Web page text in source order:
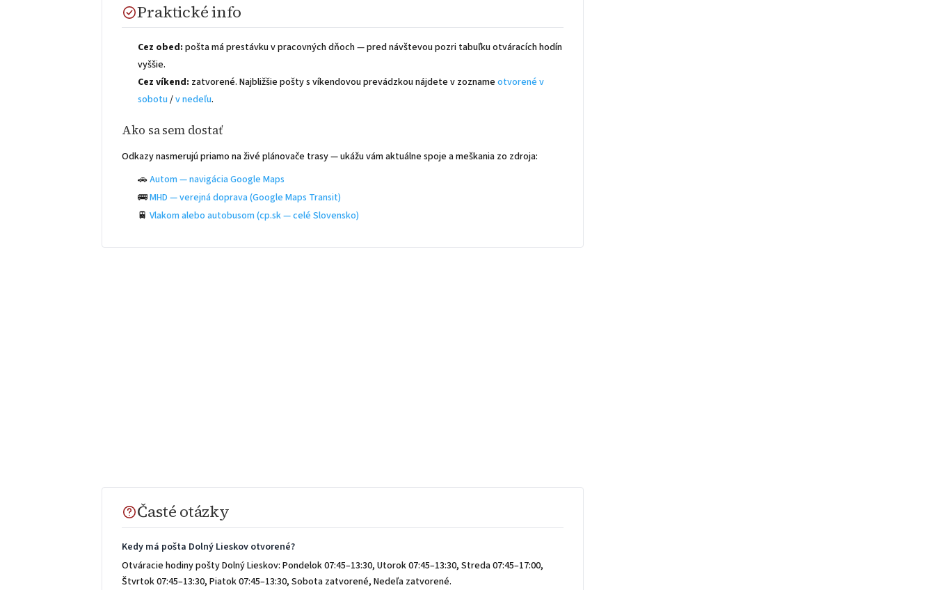
Praktické info
Cez obed: pošta má prestávku v pracovných dňoch — pred návštevou pozri tabuľku otváracích hodín
vyššie.
Cez víkend: zatvorené. Najbližšie pošty s víkendovou prevádzkou nájdete v zozname otvorené v
sobotu /v nedeľu.
Ako sa sem dostať
Odkazy nasmerujú priamo na živé plánovače trasy — ukážu vám aktuálne spoje a meškania zo zdroja:
🚗Autom — navigácia Google Maps
🚌MHD — verejná doprava (Google Maps Transit)
🚆 Vlakom alebo autobusom (cp.sk — celé Slovensko)
Časté otázky
Kedy má pošta Dolný Lieskov otvorené?
Otváracie hodiny pošty Dolný Lieskov: Pondelok 07:45–13:30, Utorok 07:45–13:30, Streda 07:45–17:00,
Štvrtok 07:45–13:30, Piatok 07:45–13:30, Sobota zatvorené, Nedeľa zatvorené.